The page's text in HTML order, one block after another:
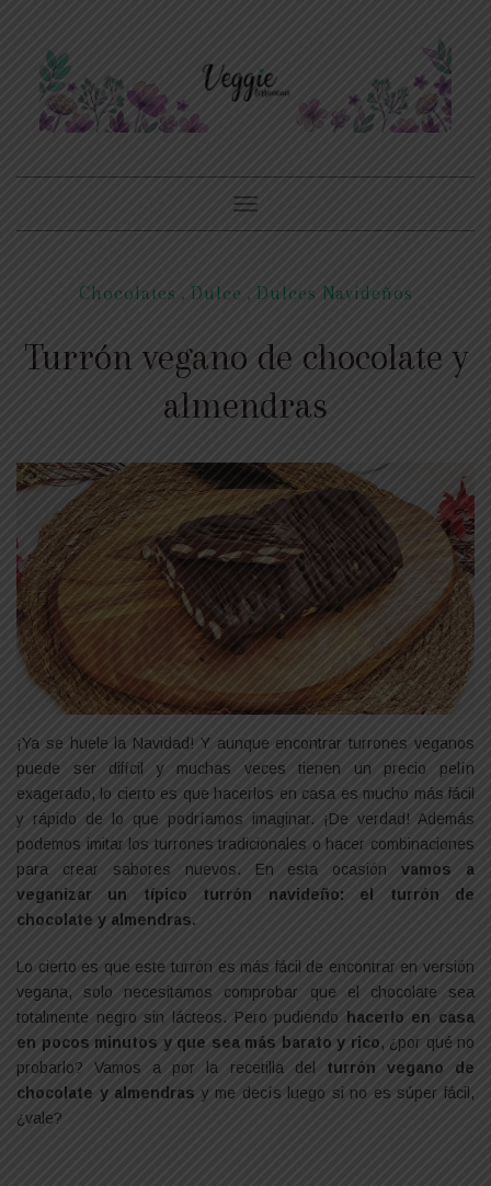
Toggle
navigation
Chocolates , Dulce , Dulces Navideños
Turrón vegano de chocolate y
almendras
¡Ya se huele la Navidad! Y aunque encontrar turrones veganos
puede ser difícil y muchas veces tienen un precio pelín
exagerado, lo cierto es que hacerlos en casa es mucho más fácil
y rápido de lo que podríamos imaginar. ¡De verdad! Además
podemos imitar los turrones tradicionales o hacer combinaciones
para crear sabores nuevos. En esta ocasiónvamos a
veganizar un típico turrón navideño: el turrón de
chocolate y almendras.
Lo cierto es que este turrón es más fácil de encontrar en versión
vegana, solo necesitamos comprobar que el chocolate sea
totalmente negro sin lácteos. Pero pudiendo
hacerlo en casa
en pocos minutos y que sea más barato y rico, ¿por qué no
probarlo? Vamos a por la recetilla del turrón vegano de
chocolate y almendras y me decís luego si no es súper fácil,
¿vale?